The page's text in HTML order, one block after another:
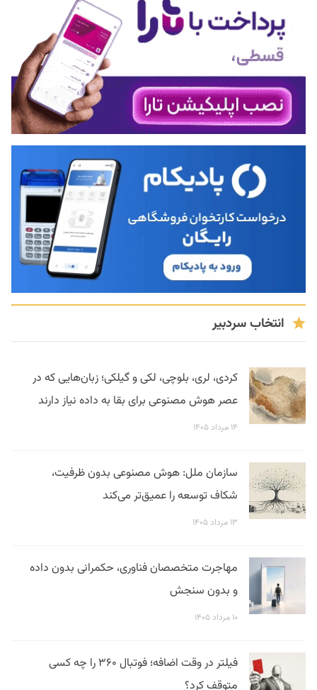
انتخاب سردبیر
کردی، لری، بلوچی، لکی و گیلکی؛ زبان‌هایی که در
عصر هوش مصنوعی برای بقا به داده نیاز دارند
۱۴ مرداد ۱۴۰۵
سازمان ملل: هوش مصنوعی بدون ظرفیت،
شکاف توسعه را عمیق‌تر می‌کند
۱۳ مرداد ۱۴۰۵
مهاجرت متخصصان فناوری، حکمرانی بدون داده
و بدون سنجش
۱۰ مرداد ۱۴۰۵
فیلتر در وقت اضافه؛ فوتبال ۳۶۰ را چه کسی
متوقف کرد؟